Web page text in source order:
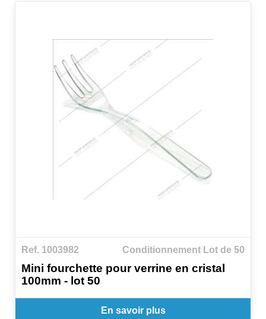
Ref. 1003982 Conditionnement Lot de 50
Mini fourchette pour verrine en cristal
100mm - lot 50
En savoir plus